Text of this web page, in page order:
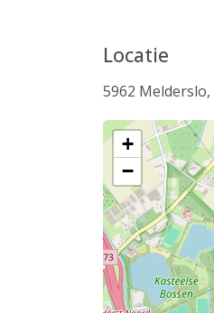
Locatie
5962 Melderslo,
+
−